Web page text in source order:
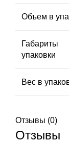
Объем в
Габариты
упаковки
Вес в
Отзывы (0)
Отзывы